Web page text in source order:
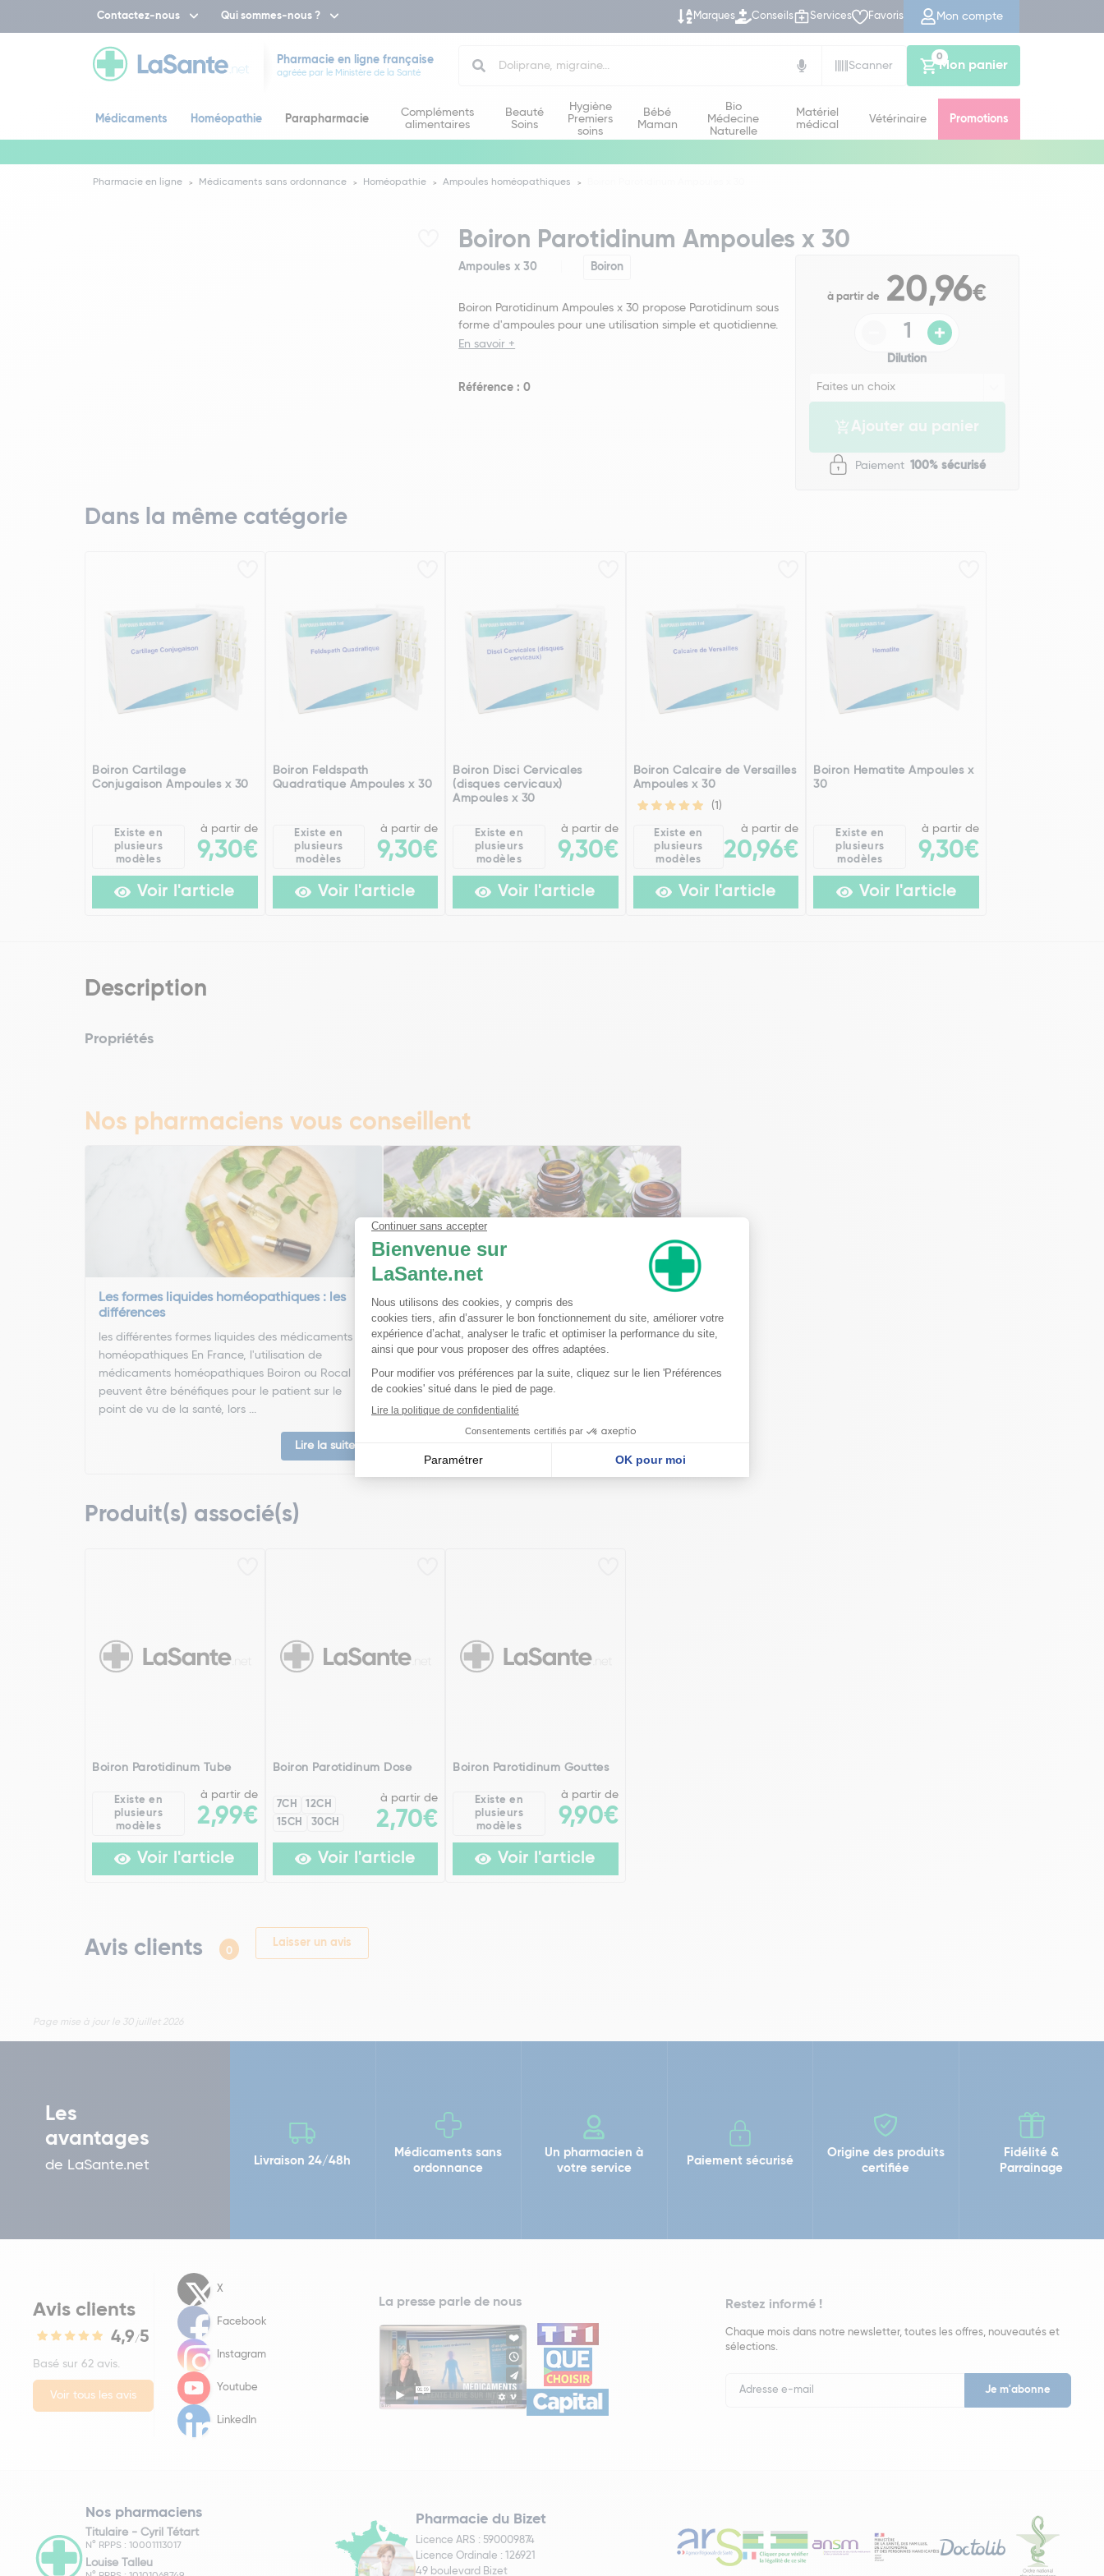
Contactez-nous Qui sommes-nous ? Marques Conseils Services Favoris Mon compte
Pharmacie en ligne française
agréée par le Ministère de la Santé
Scanner
Mon panier
0
Médicaments Homéopathie Parapharmacie
Compléments
alimentaires
Beauté
Soins
Hygiène
Premiers
soins
Bébé
Maman
Bio
Médecine
Naturelle
Matériel
médical
Vétérinaire Promotions
Pharmacie en ligne Médicaments sans ordonnance Homéopathie Ampoules homéopathiques
Boiron Parotidinum Ampoules x 30
Ampoules x 30 Boiron
Boiron Parotidinum Ampoules x 30 propose Parotidinum sous
forme d'ampoules pour une utilisation simple et quotidienne.
En savoir +
Référence : 0
à partir de 20,96€
Dilution
Ajouter au panier
Paiement 100% sécurisé
Dans la même catégorie
Boiron Cartilage
Conjugaison Ampoules x 30
Existe en
plusieurs
modèles
à partir de
9,30€
Voir l'article
Boiron Feldspath
Quadratique Ampoules x 30
Existe en
plusieurs
modèles
à partir de
9,30€
Voir l'article
Boiron Disci Cervicales
(disques cervicaux)
Ampoules x 30
Existe en
plusieurs
modèles
à partir de
9,30€
Voir l'article
Boiron Calcaire de Versailles
Ampoules x 30
(1)
Existe en
plusieurs
modèles
à partir de
20,96€
Voir l'article
Boiron Hematite Ampoules x
30
Existe en
plusieurs
modèles
à partir de
9,30€
Voir l'article
Description
Propriétés
Nos pharmaciens vous conseillent
Les formes liquides homéopathiques : les
différences
les différentes formes liquides des médicaments
homéopathiques En France, l'utilisation de
médicaments homéopathiques Boiron ou Rocal
peuvent être bénéfiques pour le patient sur le
point de vu de la santé, lors ...
Lire la suite
Ma trousse à pharmacie homéopathique
Ceci est un petit guide pratique des traitements
homéopathiques à avoir chez soi ! L'homéopathie
est une disciple à part entière dans l'arsenal
thérapeutique. Celle-ci est basée sur le principe
qu'une ...
Produit(s) associé(s)
Boiron Parotidinum Tube
Existe en
plusieurs
modèles
à partir de
2,99€
Voir l'article
Boiron Parotidinum Dose
7CH
12CH
15CH
30CH
à partir de
2,70€
Voir l'article
Boiron Parotidinum Gouttes
Existe en
plusieurs
modèles
à partir de
9,90€
Voir l'article
Avis clients 0
Laisser un avis
Page mise à jour le 30 juillet 2026
Les
avantages
de LaSante.net Livraison 24/48h
Médicaments sans
ordonnance
Un pharmacien à
votre service
Paiement sécurisé
Origine des produits
certifiée
Fidélité &
Parrainage
Avis clients
4,9/5
Basé sur 62 avis.
Voir tous les avis
X
Facebook
Instagram
Youtube
LinkedIn
La presse parle de nous Restez informé !
Chaque mois dans notre newsletter, toutes les offres, nouveautés et
sélections.
Newsletter
Nos pharmaciens
Titulaire - Cyril Tétart
N° RPPS : 10001113017
Louise Talleu
Pharmacie du Bizet
Licence ARS : 590009874
Licence Ordinale : 126921
49 boulevard Bizet